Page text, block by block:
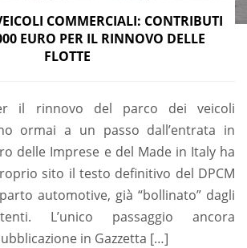
COMMERCIALI: CONTRIBUTI
EURO PER IL RINNOVO DELLE
FLOTTE
il rinnovo del parco dei veicoli
ormai a un passo dall’entrata in
delle Imprese e del Made in Italy ha
sito il testo definitivo del DPCM
automotive, già “bollinato” dagli
L’unico passaggio ancora
in Gazzetta […]